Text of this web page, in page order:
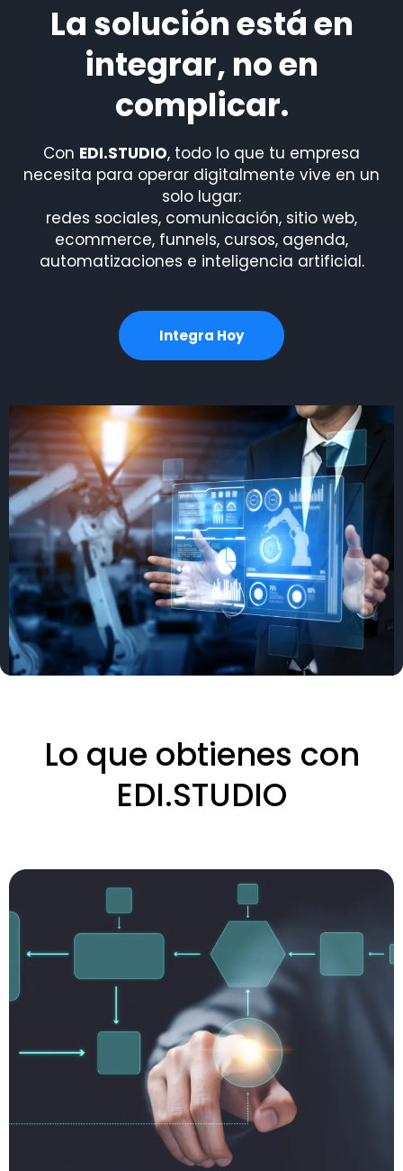
La solución está en
integrar, no en
complicar.
Con EDI.STUDIO, todo lo que tu empresa
necesita para operar digitalmente vive en un
solo lugar:
redes sociales, comunicación, sitio web,
ecommerce, funnels, cursos, agenda,
automatizaciones e inteligencia artificial.
Integra Hoy
Lo que obtienes con
EDI.STUDIO